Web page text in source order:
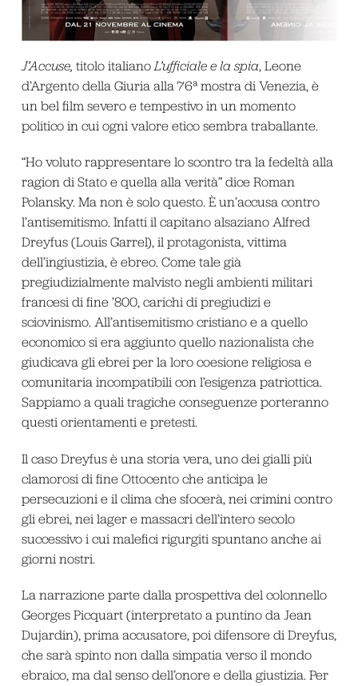
J’Accuse, titolo italiano L’ufficiale e la spia, Leone
d’Argento della Giuria alla 76ª mostra di Venezia, è
un bel film severo e tempestivo in un momento
politico in cui ogni valore etico sembra traballante.
“Ho voluto rappresentare lo scontro tra la fedeltà alla
ragion di Stato e quella alla verità” dice Roman
Polansky. Ma non è solo questo. È un’accusa contro
l’antisemitismo. Infatti il capitano alsaziano Alfred
Dreyfus (Louis Garrel), il protagonista, vittima
dell’ingiustizia, è ebreo. Come tale già
pregiudizialmente malvisto negli ambienti militari
francesi di fine ’800, carichi di pregiudizi e
sciovinismo. All’antisemitismo cristiano e a quello
economico si era aggiunto quello nazionalista che
giudicava gli ebrei per la loro coesione religiosa e
comunitaria incompatibili con l’esigenza patriottica.
Sappiamo a quali tragiche conseguenze porteranno
questi orientamenti e pretesti.
Il caso Dreyfus è una storia vera, uno dei gialli più
clamorosi di fine Ottocento che anticipa le
persecuzioni e il clima che sfocerà, nei crimini contro
gli ebrei, nei lager e massacri dell’intero secolo
successivo i cui malefici rigurgiti spuntano anche ai
giorni nostri.
La narrazione parte dalla prospettiva del colonnello
Georges Picquart (interpretato a puntino da Jean
Dujardin), prima accusatore, poi difensore di Dreyfus,
che sarà spinto non dalla simpatia verso il mondo
ebraico, ma dal senso dell’onore e della giustizia. Per